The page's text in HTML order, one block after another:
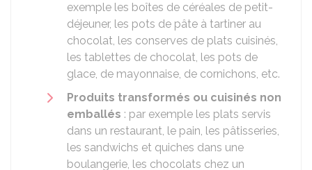
exemple les boîtes de céréales de petit-
déjeuner, les pots de pâte à tartiner au
chocolat, les conserves de plats cuisinés,
les tablettes de chocolat, les pots de
glace, de mayonnaise, de cornichons, etc.
Produits transformés ou cuisinés non
emballés : par exemple les plats servis
dans un restaurant, le pain, les pâtisseries,
les sandwichs et quiches dans une
boulangerie, les chocolats chez un